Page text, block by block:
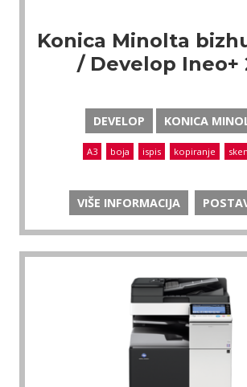
Konica Minolta
/ Develop Ineo+
DEVELOP KONICA
A3 boja ispis kopiranje
VIŠE INFORMACIJA